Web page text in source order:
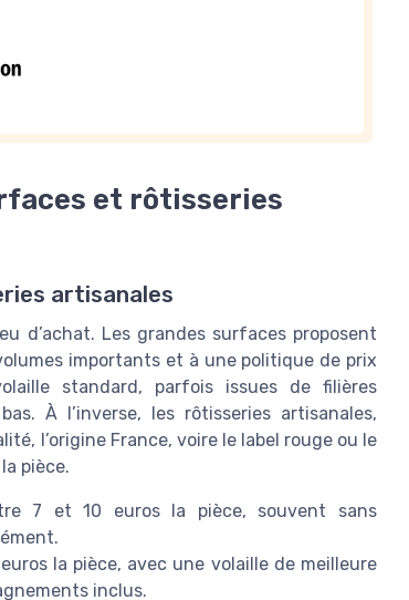
et rôtisseries
artisanales
d’achat. Les grandes surfaces proposent
importants et à une politique de prix
standard, parfois issues de filières
À l’inverse, les rôtisseries artisanales,
l’origine France, voire le label rouge ou le
pièce.
7 et 10 euros la pièce, souvent sans
la pièce, avec une volaille de meilleure
inclus.